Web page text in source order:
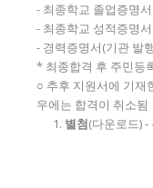
- 최종학교 졸업증명
- 최종학교 성적증명
- 경력증명서(기관 발
* 최종합격 후 주민등
○ 추후 지원서에 기재
우에는 합격이 취소됨
별첨(다운로드)